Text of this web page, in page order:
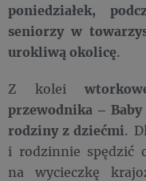
poniedziałek,
seniorzy w
urokliwą okolicę.
Z kolei
przewodnika – Baby
rodziny z dziećmi.
i rodzinnie spędzić
na wycieczkę